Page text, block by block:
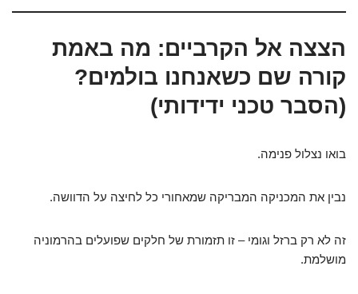
הצצה אל הקרביים: מה באמת
קורה שם כשאנחנו בולמים?
(הסבר טכני ידידותי)
בואו נצלול פנימה.
נבין את המכניקה המבריקה שמאחורי כל לחיצה על הדוושה.
זה לא רק ברזל וגומי – זו תזמורת של חלקים שפועלים בהרמוניה
מושלמת.